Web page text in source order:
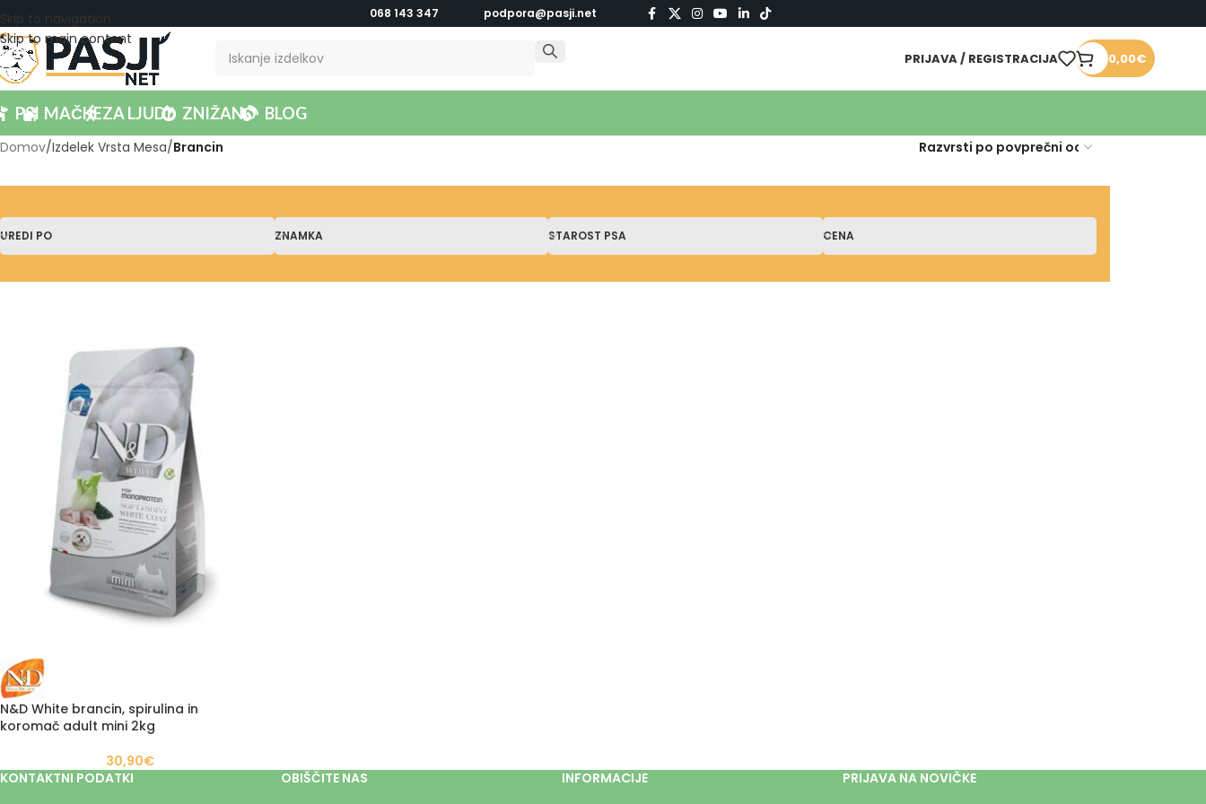
Skip to navigation
Skip to main content
068 143 347 podpora@pasji.net
PRIJAVA / REGISTRACIJA 0,00€
PSI MAČKEZA LJUDI ZNIŽANO BLOG
Domov/Izdelek Vrsta Mesa/Brancin
UREDI PO ZNAMKA STAROST PSA CENA
N&D White brancin, spirulina in
koromač adult mini 2kg
30,90€
KONTAKTNI PODATKI
OBIŠČITE NAS INFORMACIJE PRIJAVA NA NOVIČKE